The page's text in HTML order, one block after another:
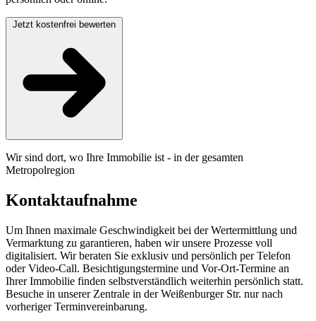
Wir sind dort, wo Ihre Immobilie ist - in der gesamten
Metropolregion
Kontaktaufnahme
Um Ihnen maximale Geschwindigkeit bei der Wertermittlung und
Vermarktung zu garantieren, haben wir unsere Prozesse voll
digitalisiert. Wir beraten Sie exklusiv und persönlich per Telefon
oder Video-Call. Besichtigungstermine und Vor-Ort-Termine an
Ihrer Immobilie finden selbstverständlich weiterhin persönlich statt.
Besuche in unserer Zentrale in der Weißenburger Str. nur nach
vorheriger Terminvereinbarung.